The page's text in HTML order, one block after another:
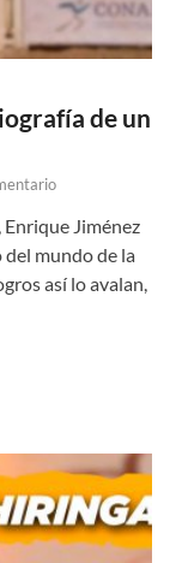
de un
Enrique Jiménez
mundo de la
así lo avalan,